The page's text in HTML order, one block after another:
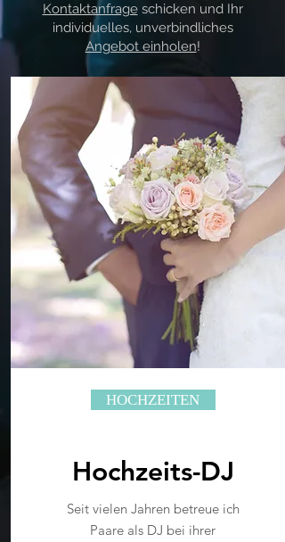
Kontaktanfrageschicken und Ihr
individuelles, unverbindliches
Angebot einholen!
HOCHZEITEN
Hochzeits-DJ
Seit vielen Jahren betreue ich
Paare als DJ bei ihrer